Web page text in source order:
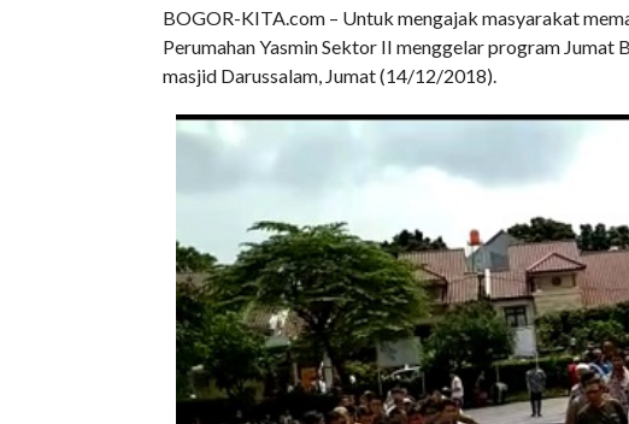
BOGOR-KITA.com – Untuk mengajak masyarakat
Perumahan Yasmin Sektor II menggelar program
masjid Darussalam, Jumat (14/12/2018).